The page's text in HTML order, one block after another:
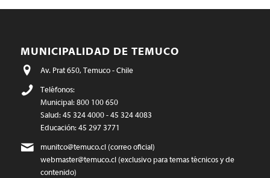
MUNICIPALIDAD DE TEMUCO
Av. Prat 650, Temuco - Chile
Teléfonos:
Municipal: 800 100 650
Salud: 45 324 4000 - 45 324 4083
Educación: 45 297 3771
munitco@temuco.cl(correo oficial)
webmaster@temuco.cl(exclusivo para temas técnicos y de
contenido)